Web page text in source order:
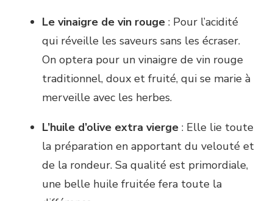
Le vinaigre de vin rouge : Pour l’acidité
qui réveille les saveurs sans les écraser.
On optera pour un vinaigre de vin rouge
traditionnel, doux et fruité, qui se marie à
merveille avec les herbes.
L’huile d’olive extra vierge : Elle lie toute
la préparation en apportant du velouté et
de la rondeur. Sa qualité est primordiale,
une belle huile fruitée fera toute la